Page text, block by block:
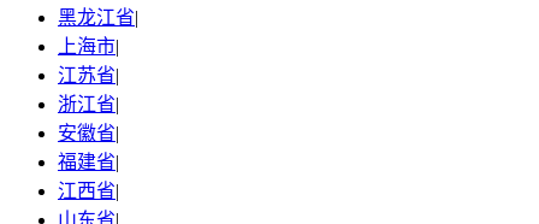
黑龙江省|
上海市|
江苏省|
浙江省|
安徽省|
福建省|
江西省|
山东省|